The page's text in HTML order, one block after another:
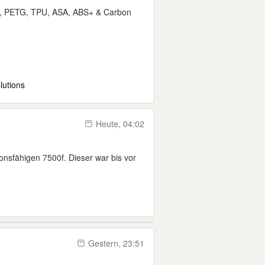
TPU, ASA, ABS+ & Carbon
Heute, 04:02
7500f. Dieser war bis vor
Gestern, 23:51